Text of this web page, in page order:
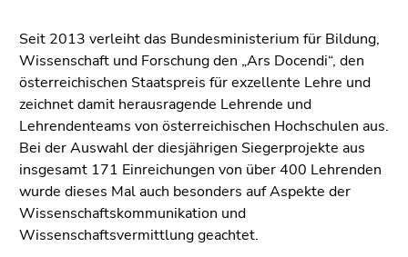
information
(Accesskey
5)
Go
to
page
settings
(user/language)
(Accesskey
8)
Seit 2013 verleiht das Bundesministerium für Bildung,
Wissenschaft und Forschung den „Ars Docendi“, den
österreichischen Staatspreis für exzellente Lehre und
zeichnet damit herausragende Lehrende und
Lehrendenteams von österreichischen Hochschulen aus.
Bei der Auswahl der diesjährigen Siegerprojekte aus
insgesamt 171 Einreichungen von über 400 Lehrenden
wurde dieses Mal auch besonders auf Aspekte der
Wissenschaftskommunikation und
Wissenschaftsvermittlung geachtet.